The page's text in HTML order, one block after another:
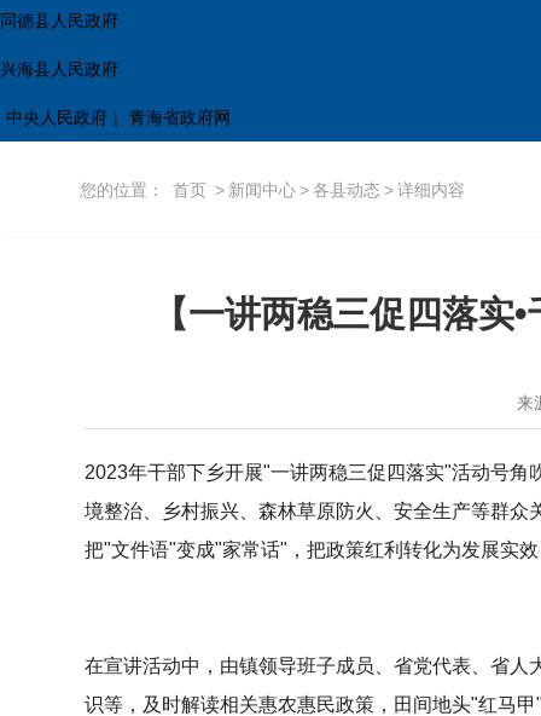
同德县人民政府
兴海县人民政府
中央人民政府 | 青海省政府网
您的位置： 首页 > 新闻中心> 各县动态>详细内容
【一讲两稳三促四落实
来
2023年干部下乡开展"一讲两稳三促四落实"活动号
境整治、乡村振兴、森林草原防火、安全生产等群
把"文件语"变成"家常话"，把政策红利转化为发展实
在宣讲活动中，由镇领导班子成员、省党代表、省
识等，及时解读相关惠农惠民政策，田间地头"红马